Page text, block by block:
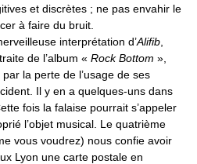
et discrètes ; ne pas envahir le
à faire du bruit.
interprétation d’Alifib
de l’album « Rock Bottom »,
la perte de l’usage de ses
Il y en a quelques-uns dans
fois la falaise pourrait s’appeler
l’objet musical. Le quatrième
vous voudrez) nous confie avoir
Lyon une carte postale en